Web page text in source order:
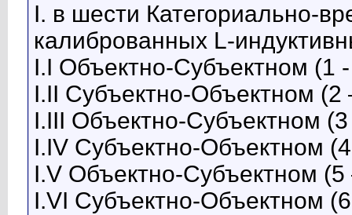
I. в шести Категориально-
калиброванных L-
I.I Объектно-Субъектном (1
I.II Субъектно-Объектном (2
I.III Объектно-Субъектном
I.IV Субъектно-Объектном
I.V Объектно-Субъектном (5
I.VI Субъектно-Объектном